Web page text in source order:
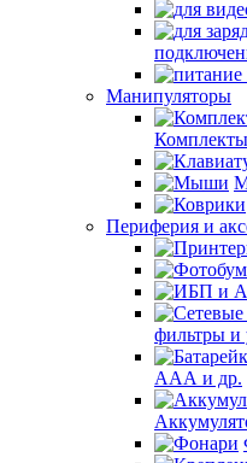
Манипуляторы
Периферия и
фильтры и
ААА и др.